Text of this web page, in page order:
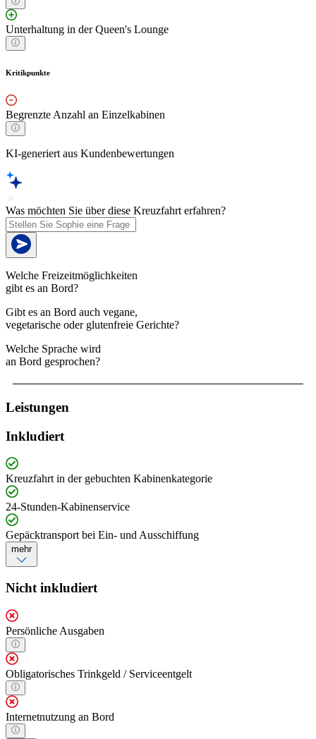
Unterhaltung in der Queen's Lounge
Kritikpunkte
Begrenzte Anzahl an Einzelkabinen
KI-generiert aus Kundenbewertungen
Was möchten Sie über diese Kreuzfahrt erfahren?
Welche Freizeitmöglichkeiten
gibt es an Bord?
Gibt es an Bord auch vegane,
vegetarische oder glutenfreie Gerichte?
Welche Sprache wird
an Bord gesprochen?
Leistungen
Inkludiert
Kreuzfahrt in der gebuchten Kabinenkategorie
24-Stunden-Kabinenservice
Gepäcktransport bei Ein- und Ausschiffung
mehr
Nicht inkludiert
Persönliche Ausgaben
Obligatorisches Trinkgeld / Serviceentgelt
Internetnutzung an Bord